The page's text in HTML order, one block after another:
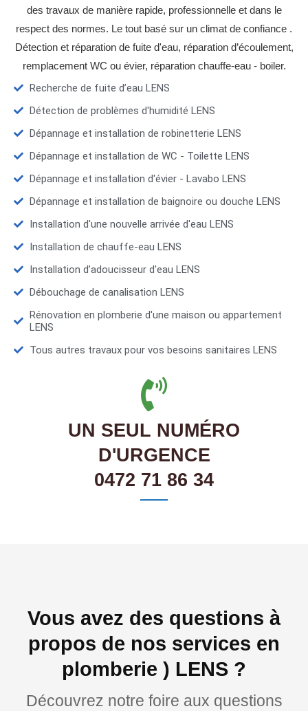
des travaux de manière rapide, professionnelle et dans le
respect des normes. Le tout basé sur un climat de confiance .
Détection et réparation de fuite d'eau, réparation d’écoulement,
remplacement WC ou évier, réparation chauffe-eau - boiler.
Recherche de fuite d’eau LENS
Détection de problèmes d'humidité LENS
Dépannage et installation de robinetterie LENS
Dépannage et installation de WC - Toilette LENS
Dépannage et installation d'évier - Lavabo LENS
Dépannage et installation de baignoire ou douche LENS
Installation d'une nouvelle arrivée d'eau LENS
Installation de chauffe-eau LENS
Installation d’adoucisseur d'eau LENS
Débouchage de canalisation LENS
Rénovation en plomberie d'une maison ou appartement
LENS
Tous autres travaux pour vos besoins sanitaires LENS
UN SEUL NUMÉRO
D'URGENCE
0472 71 86 34
Vous avez des questions à
propos de nos services en
plomberie ) LENS ?
Découvrez notre foire aux questions